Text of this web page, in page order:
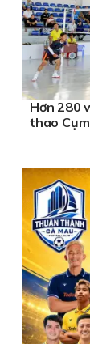
Hơn 280
thao